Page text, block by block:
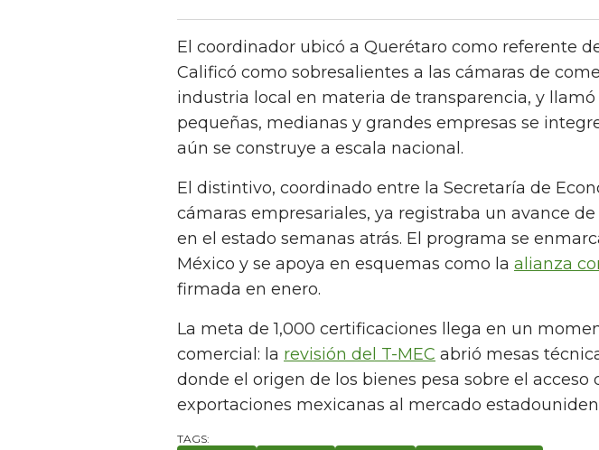
El coordinador ubicó a Querétaro como referente
Calificó como sobresalientes a las cámaras de
industria local en materia de transparencia, y
pequeñas, medianas y grandes empresas se
aún se construye a escala nacional.
El distintivo, coordinado entre la Secretaría de
cámaras empresariales, ya registraba un avance de
en el estado semanas atrás. El programa se
México y se apoya en esquemas como la alianza
firmada en enero.
La meta de 1,000 certificaciones llega en un
comercial: la revisión del T-MEC abrió mesas
donde el origen de los bienes pesa sobre el acceso
exportaciones mexicanas al mercado